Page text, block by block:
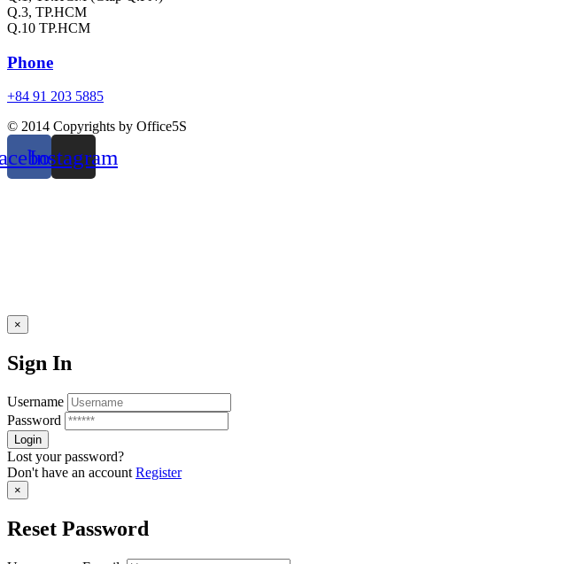
Q.3, TP.HCM
Q.10 TP.HCM
Phone
+84 91 203 5885
© 2014 Copyrights by Office5S
Instagram
×
Sign In
Username
Password
Lost your password?
Don't have an account Register
×
Reset Password